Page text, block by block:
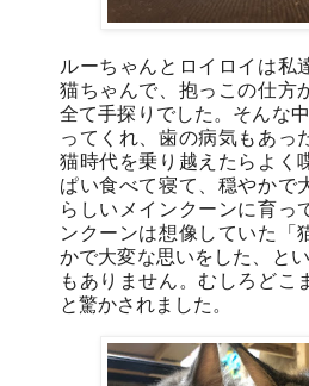
ルーちゃんとロイロイは私
猫ちゃんで、抱っこの仕方
全て手探りでした。そんな
ってくれ、歯の病気もあっ
猫時代を乗り越えたらよく
ぱい食べて寝て、穏やかで
らしいメインクーンに育っ
ンクーンは想像していた「
かで大変な思いをした、と
もありません。むしろどこ
と驚かされました。